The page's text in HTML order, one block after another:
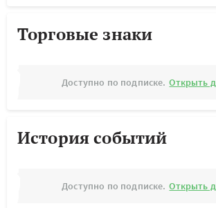
Торговые знаки
Доступно по подписке. Открыть
История событий
Доступно по подписке. Открыть